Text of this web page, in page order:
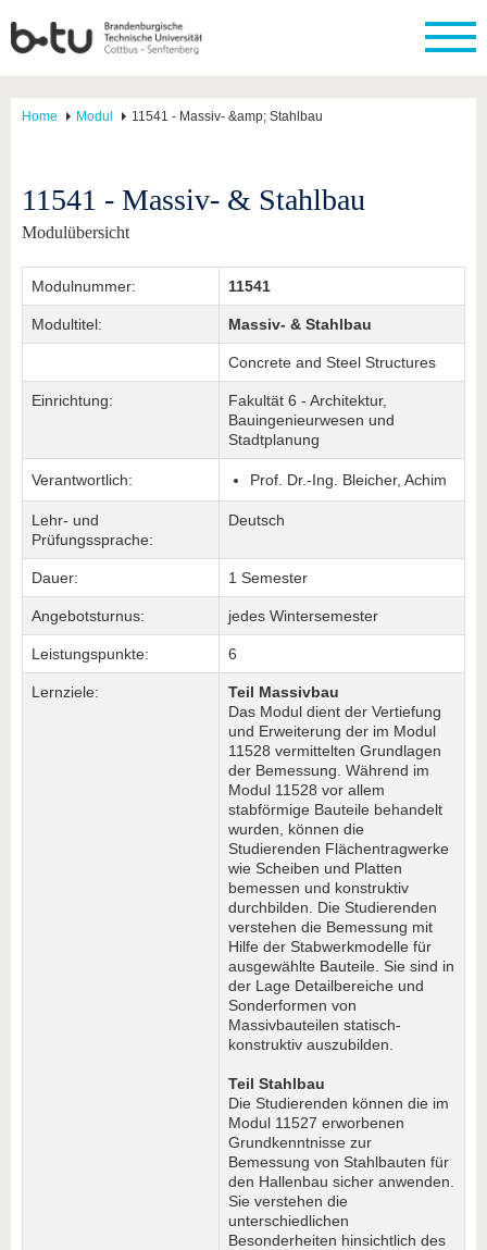
Home Modul 11541 - Massiv- &amp; Stahlbau
11541 - Massiv- & Stahlbau
Modulübersicht
Modulnummer: 11541
Modultitel: Massiv- & Stahlbau
Concrete and Steel Structures
Einrichtung:
Fakultät 6 - Architektur,
Bauingenieurwesen und
Stadtplanung
Verantwortlich: Prof. Dr.-Ing. Bleicher, Achim
Lehr- und
Prüfungssprache:
Deutsch
Dauer: 1 Semester
Angebotsturnus: jedes Wintersemester
Leistungspunkte: 6
Lernziele:
Teil Massivbau
Das Modul dient der Vertiefung
und Erweiterung der im Modul
11528 vermittelten Grundlagen
der Bemessung. Während im
Modul 11528 vor allem
stabförmige Bauteile behandelt
wurden, können die
Studierenden Flächentragwerke
wie Scheiben und Platten
bemessen und konstruktiv
durchbilden. Die Studierenden
verstehen die Bemessung mit
Hilfe der Stabwerkmodelle für
ausgewählte Bauteile. Sie sind in
der Lage Detailbereiche und
Sonderformen von
Massivbauteilen statisch-
konstruktiv auszubilden.
Teil Stahlbau
Die Studierenden können die im
Modul 11527 erworbenen
Grundkenntnisse zur
Bemessung von Stahlbauten für
den Hallenbau sicher anwenden.
Sie verstehen die
unterschiedlichen
Besonderheiten hinsichtlich des